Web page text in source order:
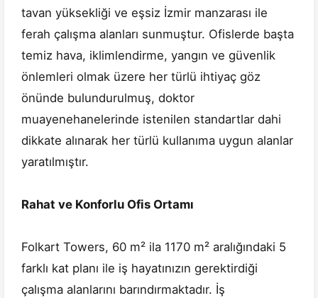
tavan yüksekliği ve eşsiz İzmir manzarası ile
ferah çalışma alanları sunmuştur. Ofislerde başta
temiz hava, iklimlendirme, yangın ve güvenlik
önlemleri olmak üzere her türlü ihtiyaç göz
önünde bulundurulmuş, doktor
muayenehanelerinde istenilen standartlar dahi
dikkate alınarak her türlü kullanıma uygun alanlar
yaratılmıştır.
Rahat ve Konforlu Ofis Ortamı
Folkart Towers, 60 m² ila 1170 m² aralığındaki 5
farklı kat planı ile iş hayatınızın gerektirdiği
çalışma alanlarını barındırmaktadır. İş